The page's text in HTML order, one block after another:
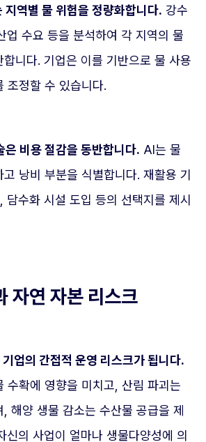
지역별 물 위험을 정량화합니다. 강수
업 수요 등을 분석하여 각 지역의 물
니다. 기업은 이를 기반으로 물 사용
조정할 수 있습니다.
은 비용 절감을 동반합니다. AI는 물
낭비 부분을 식별합니다. 재활용 기
담수화 시설 도입 등의 선택지를 제시
자연 자본 리스크
업의 간접적 운영 리스크가 됩니다.
수확에 영향을 미치고, 산림 파괴는
해양 생물 감소는 수산물 공급을 제
신의 사업이 얼마나 생물다양성에 의